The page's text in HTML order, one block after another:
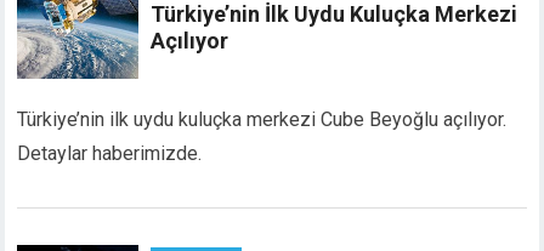
Türkiye’nin İlk Uydu Kuluçka Merkezi
Açılıyor
Türkiye’nin ilk uydu kuluçka merkezi Cube Beyoğlu açılıyor.
Detaylar haberimizde.